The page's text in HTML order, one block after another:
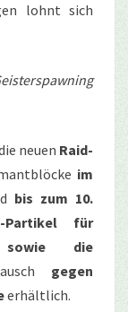
lohnt sich
neuen Raid-
im
bis zum 10.
Partikel für
die
gegen
erhältlich.